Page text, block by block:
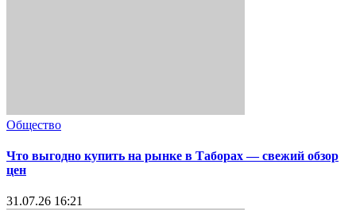
Общество
Что выгодно купить на рынке в Таборах — свежий обзор
цен
31.07.26 16:21